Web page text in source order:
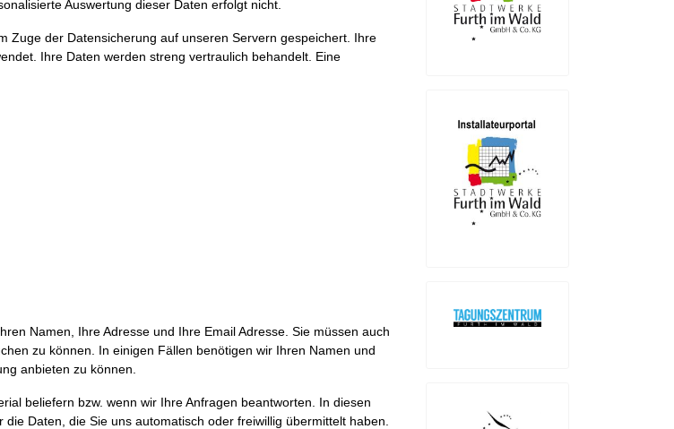
Auswertung dieser Daten erfolgt nicht.
Zuge der Datensicherung auf unseren Servern gespeichert. Ihre
Ihre Daten werden streng vertraulich behandelt. Eine
Namen, Ihre Adresse und Ihre Email Adresse. Sie müssen auch
zu können. In einigen Fällen benötigen wir Ihren Namen und
anbieten zu können.
beliefern bzw. wenn wir Ihre Anfragen beantworten. In diesen
Daten, die Sie uns automatisch oder freiwillig übermittelt haben.